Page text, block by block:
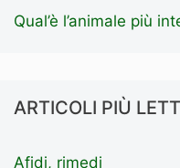
Qual’è l’animale più
ARTICOLI PIÙ
Afidi, rimedi